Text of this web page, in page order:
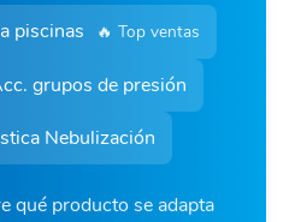
piscinas 🔥 Top ventas
grupos de presión
Nebulización
qué producto se adapta